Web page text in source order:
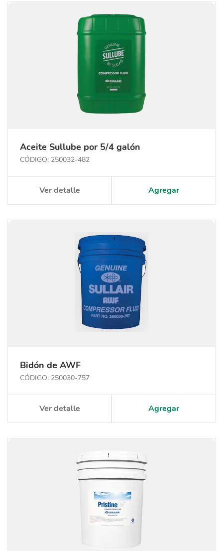
Aceite Sullube por 5/4 galón
CÓDIGO: 250032-482
Ver detalle Agregar
Bidón de AWF
CÓDIGO: 250030-757
Ver detalle Agregar